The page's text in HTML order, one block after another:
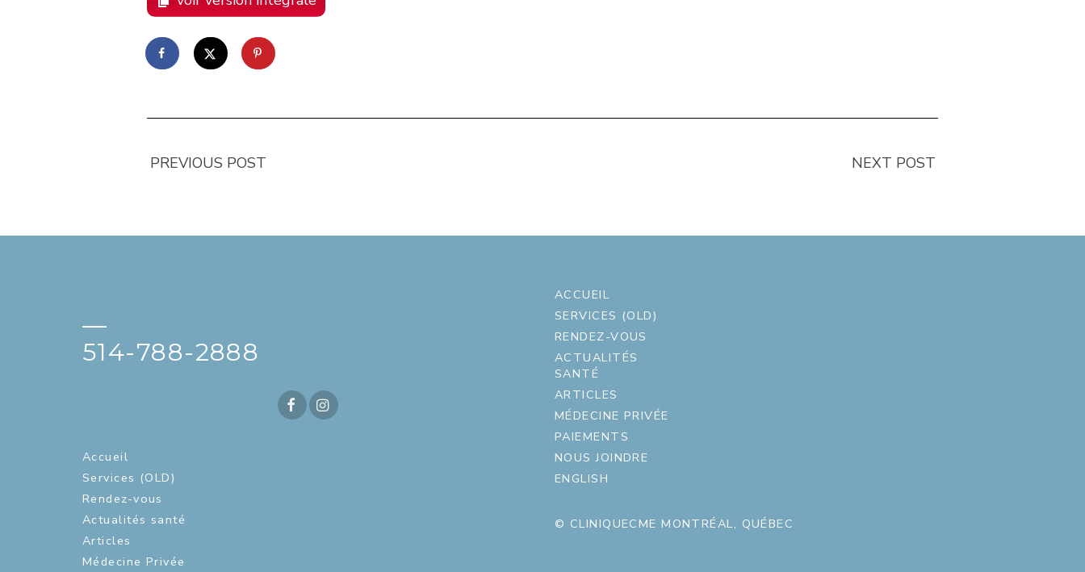
PREVIOUS POST NEXT POST
—
514-788-2888
Accueil
Services (OLD)
Rendez-vous
Actualités santé
Articles
Médecine Privée
ACCUEIL
SERVICES (OLD)
RENDEZ-VOUS
ACTUALITÉS
SANTÉ
ARTICLES
MÉDECINE PRIVÉE
PAIEMENTS
NOUS JOINDRE
ENGLISH
© CLINIQUECME MONTRÉAL, QUÉBEC